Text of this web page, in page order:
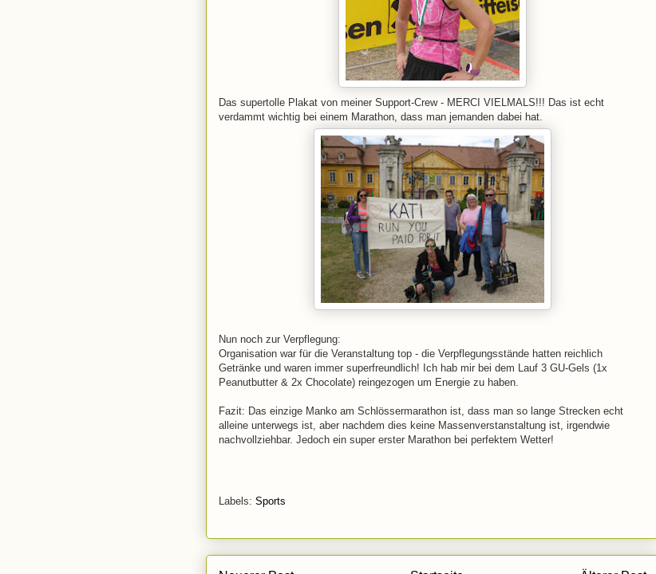
Das supertolle Plakat von meiner Support-Crew - MERCI VIELMALS!!! Das ist echt
verdammt wichtig bei einem Marathon, dass man jemanden dabei hat.
Nun noch zur Verpflegung:
Organisation war für die Veranstaltung top - die Verpflegungsstände hatten reichlich
Getränke und waren immer superfreundlich! Ich hab mir bei dem Lauf 3 GU-Gels (1x
Peanutbutter & 2x Chocolate) reingezogen um Energie zu haben.
Fazit: Das einzige Manko am Schlössermarathon ist, dass man so lange Strecken echt
alleine unterwegs ist, aber nachdem dies keine Massenverstanstaltung ist, irgendwie
nachvollziehbar. Jedoch ein super erster Marathon bei perfektem Wetter!
Labels: Sports